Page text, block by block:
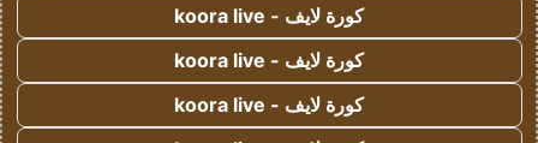
كورة لايف - koora live
كورة لايف - koora live
كورة لايف - koora live